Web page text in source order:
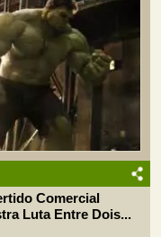
Comercial
Luta Entre Dois...